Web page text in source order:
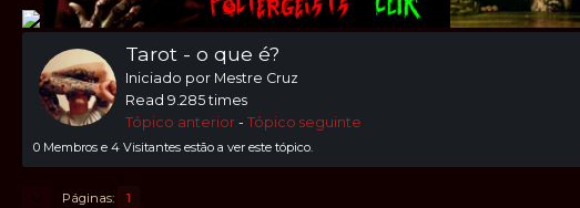
Tarot - o que é?
Iniciado por Mestre Cruz
Read 9.285 times
Tópico anterior - Tópico seguinte
0 Membros e 4 Visitantes estão a ver este tópico.
Páginas 1